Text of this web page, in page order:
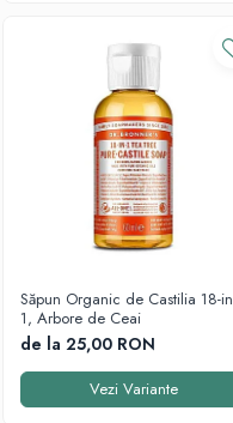
Săpun Organic de Castilia 18-
1, Arbore de Ceai
de la 25,00 RON
Vezi Variante